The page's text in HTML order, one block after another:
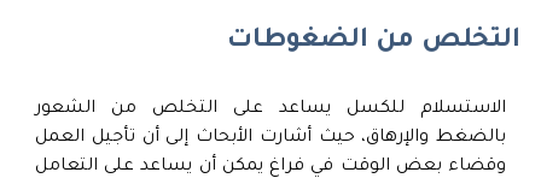
التخلص من الضغوطات
الاستسلام للكسل يساعد على التخلص من الشعور
بالضغط والإرهاق، حيث أشارت الأبحاث إلى أن تأجيل العمل
وقضاء بعض الوقت في فراغ يمكن أن يساعد على التعامل